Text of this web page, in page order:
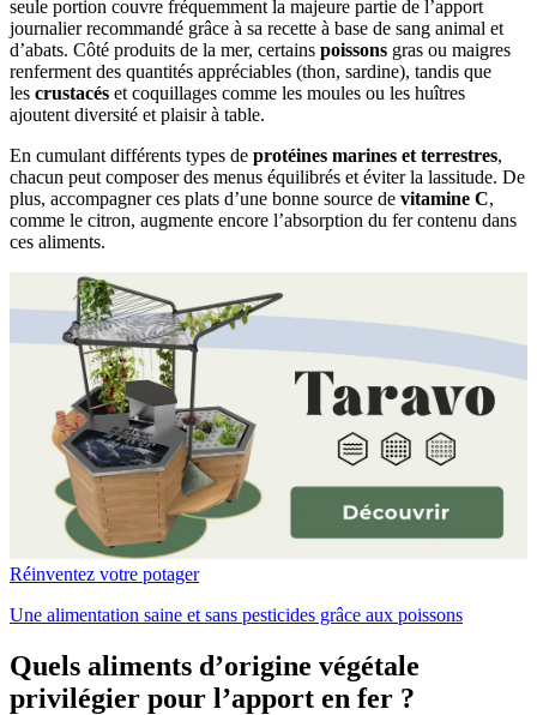
seule portion couvre fréquemment la majeure partie de l’apport
journalier recommandé grâce à sa recette à base de sang animal et
d’abats. Côté produits de la mer, certains poissons gras ou maigres
renferment des quantités appréciables (thon, sardine), tandis que
les crustacés et coquillages comme les moules ou les huîtres
ajoutent diversité et plaisir à table.
En cumulant différents types de protéines marines et terrestres,
chacun peut composer des menus équilibrés et éviter la lassitude. De
plus, accompagner ces plats d’une bonne source de vitamine C,
comme le citron, augmente encore l’absorption du fer contenu dans
ces aliments.
Réinventez votre potager
Une alimentation saine et sans pesticides grâce aux poissons
Quels aliments d’origine végétale
privilégier pour l’apport en fer ?